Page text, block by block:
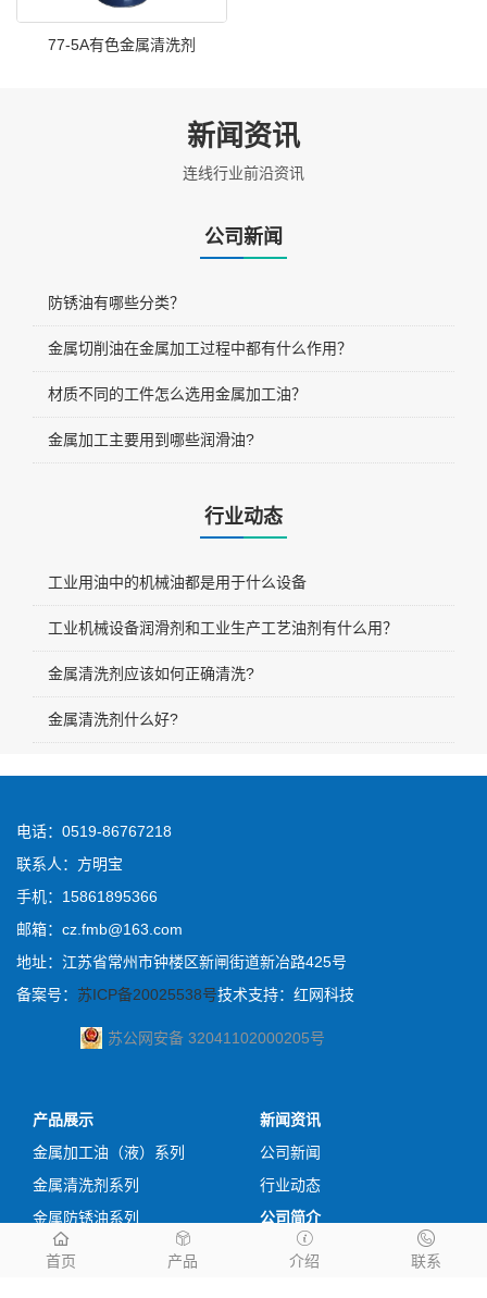
77-5A有色金属清洗剂
新闻资讯
连线行业前沿资讯
公司新闻
防锈油有哪些分类？
金属切削油在金属加工过程中都有什么作用？
材质不同的工件怎么选用金属加工油？
金属加工主要用到哪些润滑油?
行业动态
工业用油中的机械油都是用于什么设备
工业机械设备润滑剂和工业生产工艺油剂有什么用？
金属清洗剂应该如何正确清洗?
金属清洗剂什么好?
首页 产品 介绍 联系
电话：0519-86767218
联系人：方明宝
手机：15861895366
邮箱：cz.fmb@163.com
地址：江苏省常州市钟楼区新闸街道新冶路425号
备案号： 苏ICP备20025538号技术支持：红网科技
苏公网安备 32041102000205号
产品展示
金属加工油（液）系列
金属清洗剂系列
金属防锈油系列
防锈乳化油系列
新闻资讯
公司新闻
行业动态
公司简介
企业资质